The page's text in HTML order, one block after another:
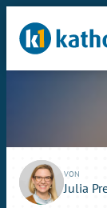
VON
Julia